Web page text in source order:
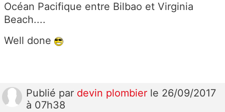
Océan Pacifique entre Bilbao et Virginia
Beach....
Well done
Publié par devin plombier le 26/09/2017
à 07h38